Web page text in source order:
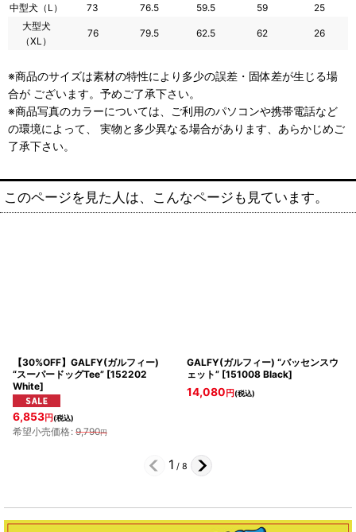
中型犬（L）
73 76.5 59.5 59
25
大型犬
（XL）
76 79.5 62.5 62 26
※商品のサイズは素材の特性により多少の誤差・固体差が生じる場
合が ございます。予めご了承下さい。
※商品写真のカラーについては、ご利用のパソコンや携帯電話など
の環境によって、 実物と多少異なる場合があります、あらかじめご
了承下さい。
このページを見た人は、こんなページも見ています。
【30%OFF】GALFY(ガルフィー)
“スーパードッグTee” [152202
White]
6,853円(税込)
希望小売価格: 9,790円
GALFY(ガルフィー) “バッセンスウ
ェット” [151008 Black]
14,080 円(税込)
1 / 8